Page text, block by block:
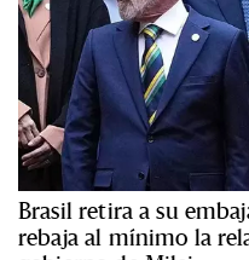
Brasil retira a su
rebaja al mínimo la